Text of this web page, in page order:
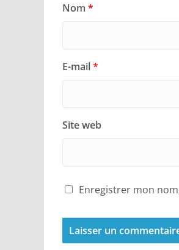
Nom *
E-mail*
Site web
Enregistrer mon